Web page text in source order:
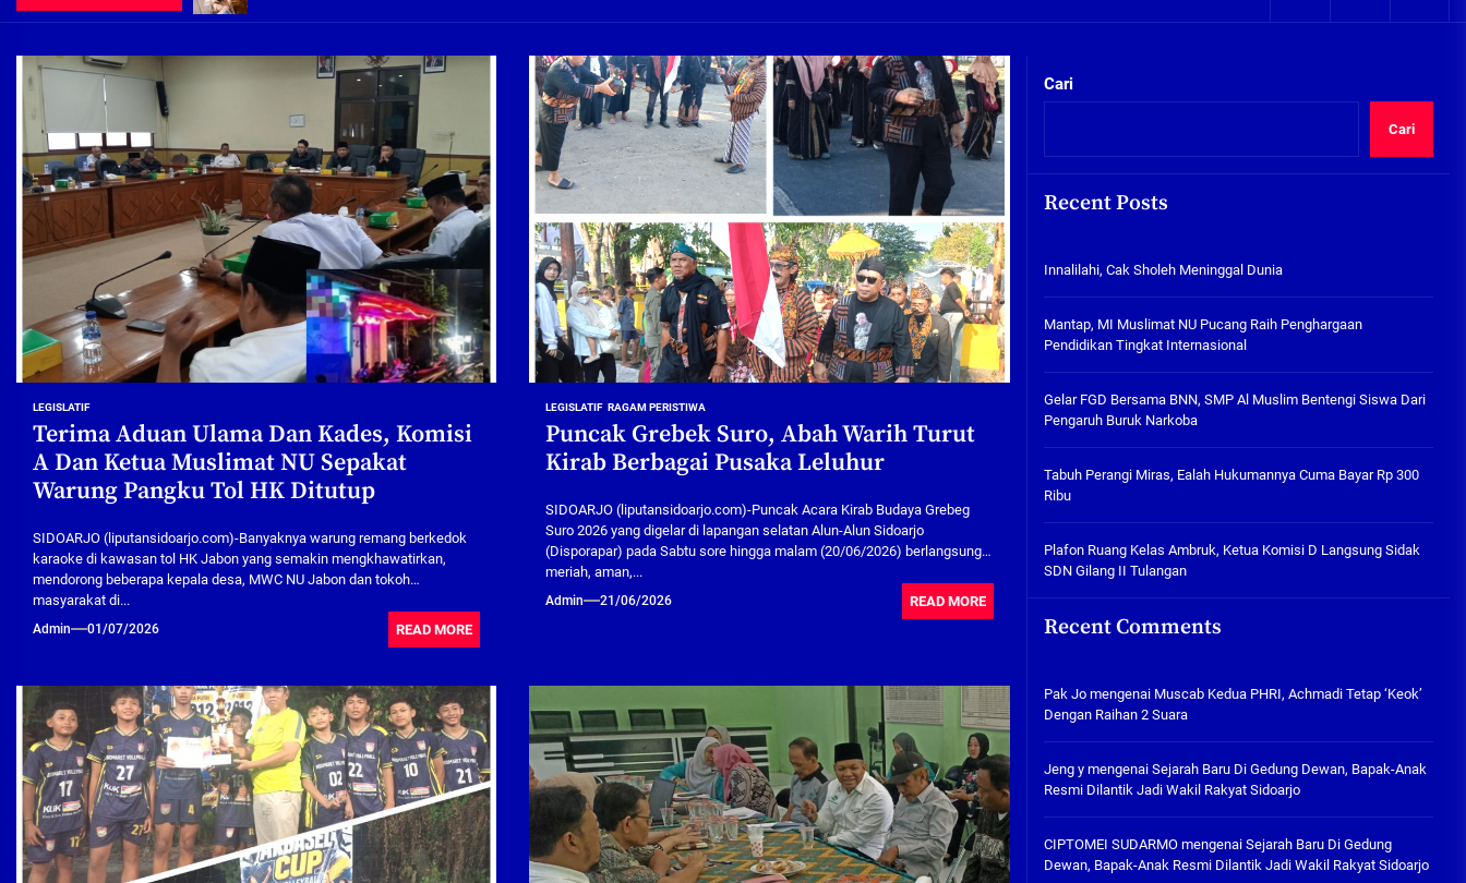
SDN Gilang II Tulangan
Mantap, MI Muslimat NU
Pucang Raih Penghargaan
Pendidikan Tingkat
Internasional
06/08/2026
Gelar FGD Bersama BNN, SMP Al
Muslim Bentengi Siswa Dari
05/08/2026
Hukumannya Cuma Bayar Rp
300 Ribu
Plafon Ruang Kelas Ambruk,
Ketua Komisi D Langsung Sidak
05/08/2026
Pembebasan Lahan Segera Rampung, Pembangunan Fly Over Gedangan Semakin Dekat
Peduli Warga Miskin, Bupati Sidoarjo Masif Jalankan Program Rehab RTLH
Pembebasan Lahan Hampir Rampung, Pembangunan Fly over Gedangan Semakin Dekat
Terima aduan warga, Komisi A cari solusi masalah warga Seketi dan Urangagung
Demi Jajaran Direksi Delta Tirta Yang Profesional Dan Kapabel, Komisi B Dua Kali Panggil Pansel Dan Minta Ada Pakta Integritas
LEGISLATIF
Terima Aduan Ulama Dan Kades, Komisi
A Dan Ketua Muslimat NU Sepakat
Warung Pangku Tol HK Ditutup
SIDOARJO (liputansidoarjo.com)-Banyaknya warung remang berkedok
karaoke di kawasan tol HK Jabon yang semakin mengkhawatirkan,
mendorong beberapa kepala desa, MWC NU Jabon dan tokoh
masyarakat di...
Admin 01/07/2026 READ MORE
LEGISLATIF RAGAM PERISTIWA
Puncak Grebek Suro, Abah Warih Turut
Kirab Berbagai Pusaka Leluhur
SIDOARJO (liputansidoarjo.com)-Puncak Acara Kirab Budaya Grebeg
Suro 2026 yang digelar di lapangan selatan Alun-Alun Sidoarjo
(Disporapar) pada Sabtu sore hingga malam (20/06/2026) berlangsung
meriah, aman,...
Admin 21/06/2026 READ MORE
Cari
Cari
Recent Posts
Innalilahi, Cak Sholeh Meninggal Dunia
Mantap, MI Muslimat NU Pucang Raih Penghargaan
Pendidikan Tingkat Internasional
Gelar FGD Bersama BNN, SMP Al Muslim Bentengi Siswa Dari
Pengaruh Buruk Narkoba
Tabuh Perangi Miras, Ealah Hukumannya Cuma Bayar Rp 300
Ribu
Plafon Ruang Kelas Ambruk, Ketua Komisi D Langsung Sidak
SDN Gilang II Tulangan
Recent Comments
Pak Jomengenai Muscab Kedua PHRI, Achmadi Tetap ‘Keok’
Dengan Raihan 2 Suara
Jeng ymengenai Sejarah Baru Di Gedung Dewan, Bapak-Anak
Resmi Dilantik Jadi Wakil Rakyat Sidoarjo
CIPTOMEI SUDARMOmengenai Sejarah Baru Di Gedung
Dewan, Bapak-Anak Resmi Dilantik Jadi Wakil Rakyat Sidoarjo